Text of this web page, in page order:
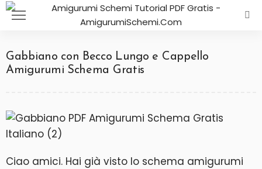
Gabbiano con Becco Lungo e Cappello
Amigurumi Schema Gratis
Ciao amici. Hai già visto lo schema amigurumi